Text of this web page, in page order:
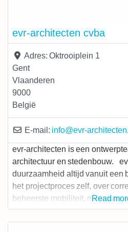
evr-architecten cvba
Adres: Oktrooiplein 1
Gent
Vlaanderen
9000
België
E-mail: info@evr-
evr-architecten is een
architectuur en stedenbouw.
duurzaamheid altijd vanuit een
het projectproces zelf, over
beheerste mobiliteit, minimum-
verantwoord materiaalgebruik,
toegankelijkheid, circulair en
Read